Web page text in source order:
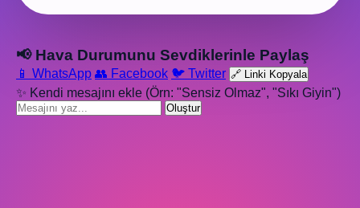
📢 Hava Durumunu Sevdiklerinle Paylaş
📱 WhatsApp 👥 Facebook 🐦 Twitter 🔗 Linki Kopyala
✨ Kendi mesajını ekle (Örn: "Sensiz Olmaz", "Sıkı Giyin")
Oluştur